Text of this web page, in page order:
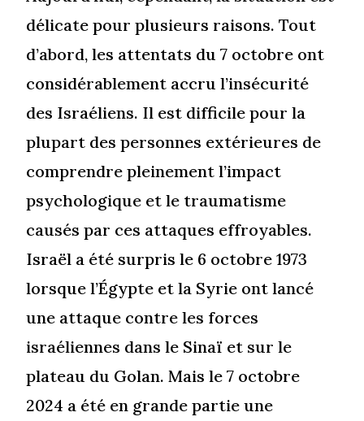
délicate pour plusieurs raisons. Tout
d’abord, les attentats du 7 octobre ont
considérablement accru l’insécurité
des Israéliens. Il est difficile pour la
plupart des personnes extérieures de
comprendre pleinement l’impact
psychologique et le traumatisme
causés par ces attaques effroyables.
Israël a été surpris le 6 octobre 1973
lorsque l’Égypte et la Syrie ont lancé
une attaque contre les forces
israéliennes dans le Sinaï et sur le
plateau du Golan. Mais le 7 octobre
2024 a été en grande partie une